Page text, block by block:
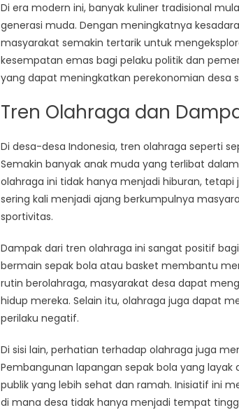
Di era modern ini, banyak kuliner tradisional
generasi muda. Dengan meningkatnya
masyarakat semakin tertarik untuk
kesempatan emas bagi pelaku politik dan
yang dapat meningkatkan perekonomian
Tren Olahraga dan
Di desa-desa Indonesia, tren olahraga seperti
Semakin banyak anak muda yang terlibat
olahraga ini tidak hanya menjadi hiburan,
sering kali menjadi ajang berkumpulnya
sportivitas.
Dampak dari tren olahraga ini sangat positif
bermain sepak bola atau basket membantu
rutin berolahraga, masyarakat desa dapat
hidup mereka. Selain itu, olahraga juga dapat
perilaku negatif.
Di sisi lain, perhatian terhadap olahraga juga
Pembangunan lapangan sepak bola yang
publik yang lebih sehat dan ramah. Inisiatif ini
di mana desa tidak hanya menjadi tempat